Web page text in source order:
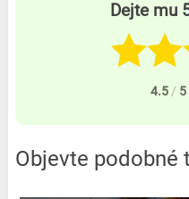
Dejte mu
4.5 / 5
Objevte podobné